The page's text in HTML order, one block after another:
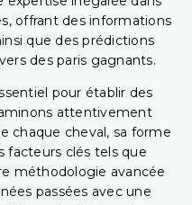
offrant des informations
que des prédictions
des paris gagnants.
pour établir des
attentivement
chaque cheval, sa forme
facteurs clés tels que
méthodologie avancée
passées avec une